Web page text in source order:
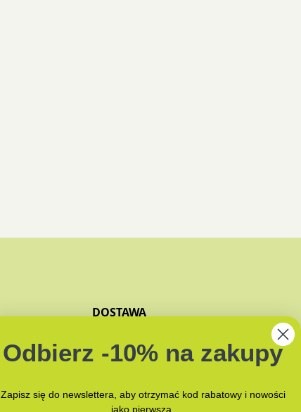
DOSTAWA
JAK PAKUJEMY?
Odbierz -10% na zakupy
Zapisz się do newslettera, aby otrzymać kod rabatowy i nowości
jako pierwsza.